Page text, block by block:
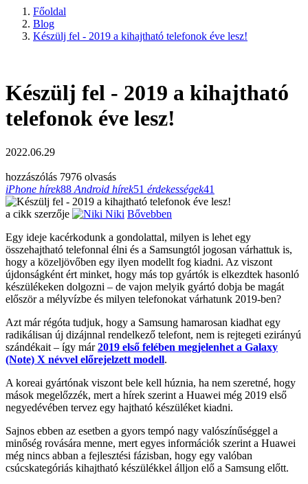
Főoldal
Blog
Készülj fel - 2019 a kihajtható telefonok éve lesz!
Készülj fel - 2019 a kihajtható
telefonok éve lesz!
2022.06.29
hozzászólás 7976 olvasás
iPhone hírek88 Android hírek51 érdekességek41
a cikk szerzője Niki Bővebben
Egy ideje kacérkodunk a gondolattal, milyen is lehet egy
összehajtható telefonnal élni és a Samsungtól jogosan várhattuk is,
hogy a közeljövőben egy ilyen modellt fog kiadni. Az viszont
újdonságként ért minket, hogy más top gyártók is elkezdtek hasonló
készülékeken dolgozni – de vajon melyik gyártó dobja be magát
először a mélyvízbe és milyen telefonokat várhatunk 2019-ben?
Azt már régóta tudjuk, hogy a Samsung hamarosan kiadhat egy
radikálisan új dizájnnal rendelkező telefont, nem is rejtegeti ezirányú
szándékait – így már2019 első felében megjelenhet a Galaxy
(Note) X névvel előrejelzett modell.
A koreai gyártónak viszont bele kell húznia, ha nem szeretné, hogy
mások megelőzzék, mert a hírek szerint a Huawei még 2019 első
negyedévében tervez egy hajtható készüléket kiadni.
Sajnos ebben az esetben a gyors tempó nagy valószínűséggel a
minőség rovására menne, mert egyes információk szerint a Huawei
még nincs abban a fejlesztési fázisban, hogy egy valóban
csúcskategóriás kihajtható készülékkel álljon elő a Samsung előtt.